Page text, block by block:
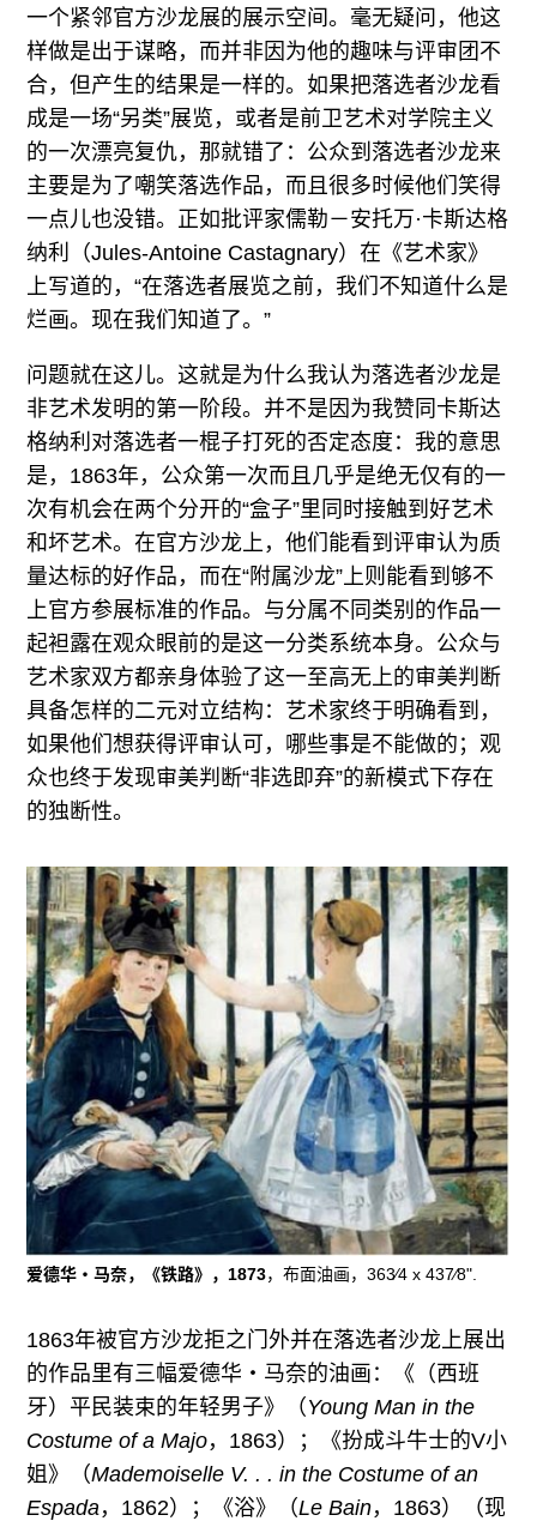
一个紧邻官方沙龙展的展示空间。毫无疑问，他这
样做是出于谋略，而并非因为他的趣味与评审团不
合，但产生的结果是一样的。如果把落选者沙龙看
成是一场“另类”展览，或者是前卫艺术对学院主义
的一次漂亮复仇，那就错了：公众到落选者沙龙来
主要是为了嘲笑落选作品，而且很多时候他们笑得
一点儿也没错。正如批评家儒勒－安托万·卡斯达格
纳利（Jules-Antoine Castagnary）在《艺术家》
上写道的，“在落选者展览之前，我们不知道什么是
烂画。现在我们知道了。”
问题就在这儿。这就是为什么我认为落选者沙龙是
非艺术发明的第一阶段。并不是因为我赞同卡斯达
格纳利对落选者一棍子打死的否定态度：我的意思
是，1863年，公众第一次而且几乎是绝无仅有的一
次有机会在两个分开的“盒子”里同时接触到好艺术
和坏艺术。在官方沙龙上，他们能看到评审认为质
量达标的好作品，而在“附属沙龙”上则能看到够不
上官方参展标准的作品。与分属不同类别的作品一
起袒露在观众眼前的是这一分类系统本身。公众与
艺术家双方都亲身体验了这一至高无上的审美判断
具备怎样的二元对立结构：艺术家终于明确看到，
如果他们想获得评审认可，哪些事是不能做的；观
众也终于发现审美判断“非选即弃”的新模式下存在
的独断性。
爱德华・马奈，《铁路》，1873，布面油画，363⁄4 x 437⁄8".
1863年被官方沙龙拒之门外并在落选者沙龙上展出
的作品里有三幅爱德华・马奈的油画：《（西班
牙）平民装束的年轻男子》（ Young Man in the
Costume of a Majo，1863）；《扮成斗牛士的V小
姐》（Mademoiselle V. . . in the Costume of an
Espada，1862）；《浴》（Le Bain，1863）（现